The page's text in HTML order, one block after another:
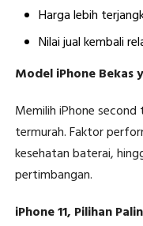
Harga lebih
Nilai jual kembali
Model iPhone
Memilih iPhone
termurah. Faktor
kesehatan baterai,
pertimbangan.
iPhone 11, Pilihan